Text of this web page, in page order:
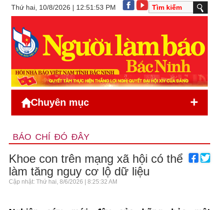
Thứ hai, 10/8/2026 | 12:51:53 PM
Chuyên mục +
BÁO CHÍ ĐÓ ĐÂY
Khoe con trên mạng xã hội có thể
làm tăng nguy cơ lộ dữ liệu
Cập nhật: Thứ hai, 8/6/2026 | 8:25:32 AM